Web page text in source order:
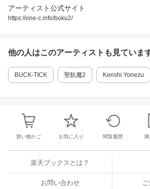
アーティスト公式サイト
https://one-c.info/boku2/
他の人はこのアーティスト も見ていま
BUCK-TICK 聖飢魔2 Kenshi Yonezu
買い物かご お気に入り 閲覧履歴
楽天ブックスとは？
お問い合わせ